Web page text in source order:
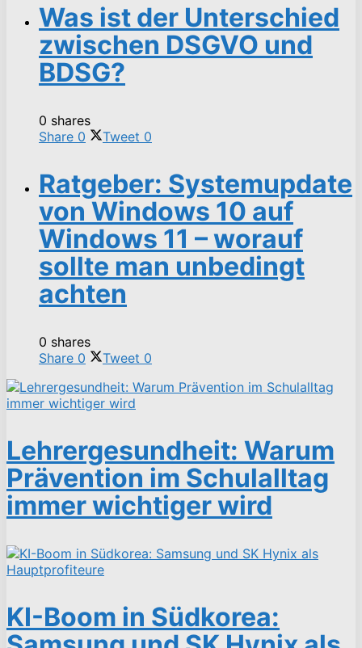
Was ist der Unterschied
zwischen DSGVO und
BDSG?
0 shares
Share 0 Tweet 0
Ratgeber: Systemupdate
von Windows 10 auf
Windows 11 – worauf
sollte man unbedingt
achten
0 shares
Share 0 Tweet 0
Lehrergesundheit: Warum
Prävention im Schulalltag
immer wichtiger wird
KI-Boom in Südkorea: